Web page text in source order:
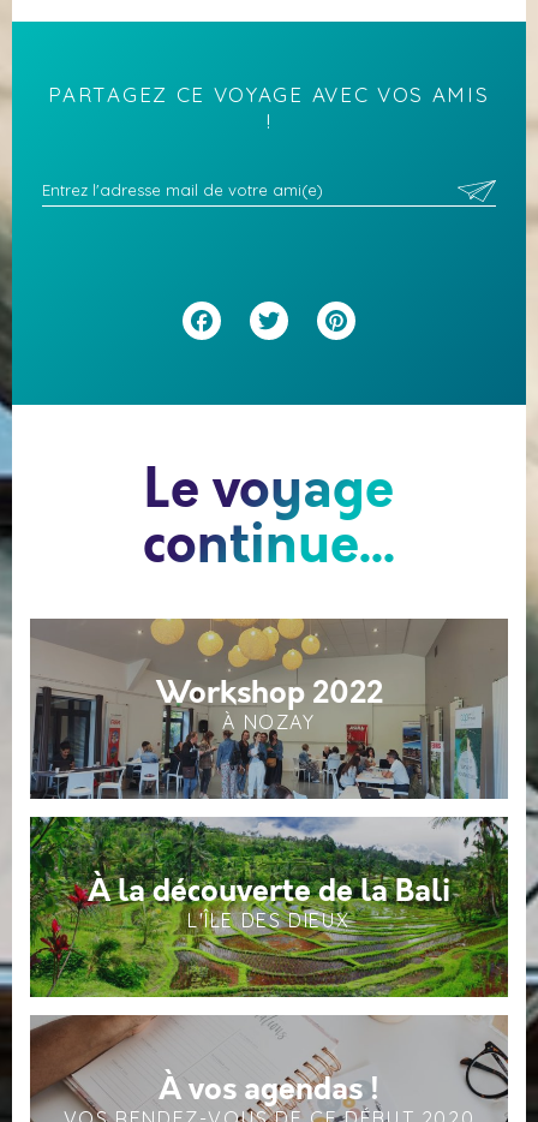
PARTAGEZ CE VOYAGE AVEC VOS AMIS
!
Facebook
Twitter
Le voyage
continue...
Workshop 2022
À NOZAY
À la découverte de la Bali
L'ÎLE DES DIEUX
À vos agendas !